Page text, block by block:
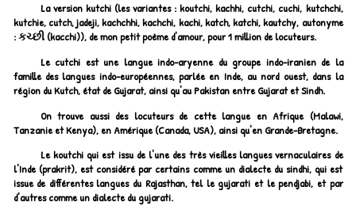
La version kutchi (les variantes : koutchi, kachhi, cutchi, cuchi, kutchchi,
kutchie, cutch, jadeji, kachchhi, kachchi, kachi, katch, katchi, kautchy, autonyme
:કચ્છી (kacchi)), de mon petit poème d'amour, pour 1 million de locuteurs.
Le cutchi est une langue indo-aryenne du groupe indo-iranien de la
famille des langues indo-européennes, parlée en Inde, au nord ouest, dans la
région du Kutch, état de Gujarat, ainsi qu'au Pakistan entre Gujarat et Sindh.
On trouve aussi des locuteurs de cette langue en Afrique (Malawi,
Tanzanie et Kenya), en Amérique (Canada, USA), ainsi qu'en Grande-Bretagne.
Le koutchi qui est issu de l'une des très vieilles langues vernaculaires de
l'Inde (prakrit), est considéré par certains comme un dialecte du sindhi, qui est
issue de différentes langues du Rajasthan, tel le gujarati et le pendjabi, et par
d'autres comme un dialecte du gujarati.